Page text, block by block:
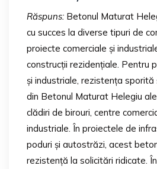
Răspuns: Betonul Maturat
cu succes la diverse tipuri de
proiecte comerciale și
construcții rezidențiale. Pentru
și industriale, rezistența
din Betonul Maturat Helegiu
clădiri de birouri, centre
industriale. În proiectele de
poduri și autostrăzi, acest
rezistență la solicitări ridicate.